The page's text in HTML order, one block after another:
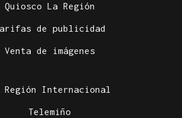
Quiosco La Región
de publicidad
Venta de imágenes
Región Internacional
Telemiño